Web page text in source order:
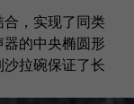
，实现了同类
的中央椭圆形
拉碗保证了长